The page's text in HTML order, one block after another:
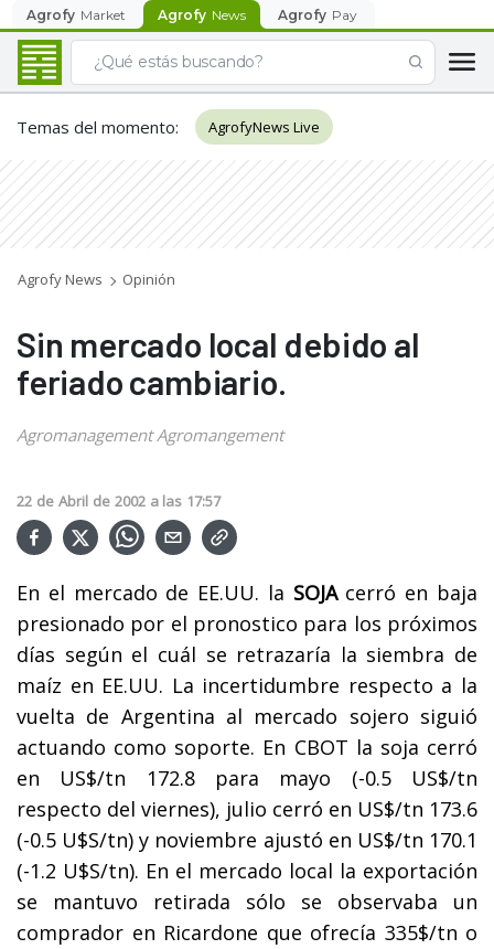
Agrofy Market Agrofy News Agrofy Pay
Temas del momento: AgrofyNews Live
Agrofy News Opinión
Sin mercado local debido al
feriado cambiario.
Agromanagement Agromangement
22 de Abril de 2002 a las 17:57
En el mercado de EE.UU. la SOJA cerró en baja
presionado por el pronostico para los próximos
días según el cuál se retrazaría la siembra de
maíz en EE.UU. La incertidumbre respecto a la
vuelta de Argentina al mercado sojero siguió
actuando como soporte. En CBOT la soja cerró
en US$/tn 172.8 para mayo (-0.5 US$/tn
respecto del viernes), julio cerró en US$/tn 173.6
(-0.5 U$S/tn) y noviembre ajustó en US$/tn 170.1
(-1.2 U$S/tn). En el mercado local la exportación
se mantuvo retirada sólo se observaba un
comprador en Ricardone que ofrecía 335$/tn o